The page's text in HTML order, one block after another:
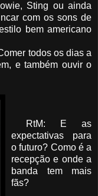
Sting ou ainda
com os sons de
bem americano
todos os dias a
e também ouvir o
RtM: E as
expectativas para
o futuro? Como é a
recepção e onde a
banda tem mais
fãs?